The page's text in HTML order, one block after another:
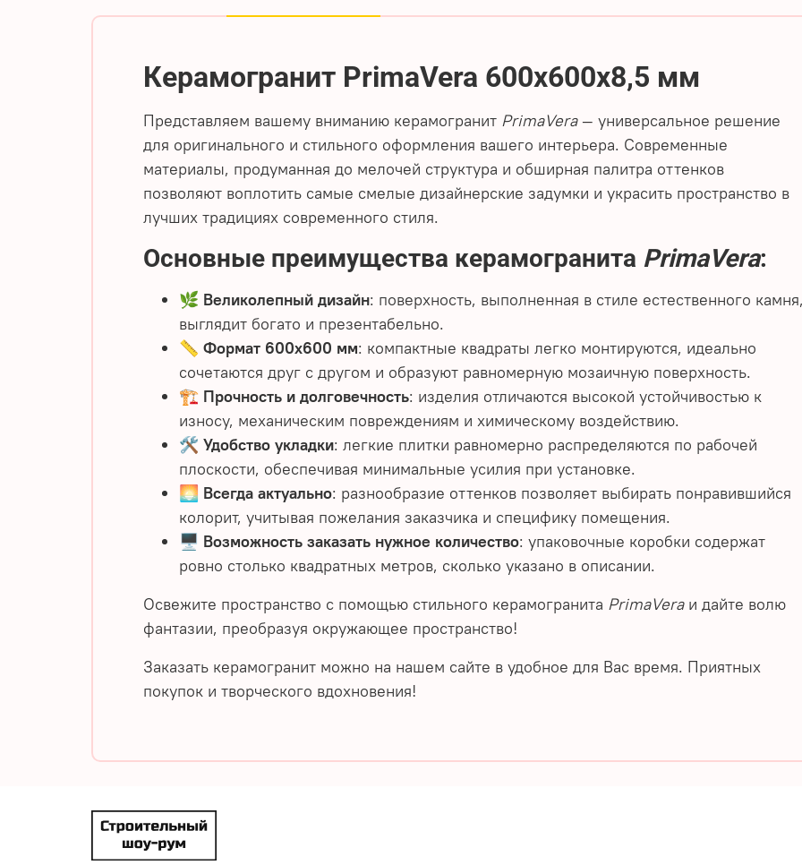
Керамогранит PrimaVera 600х600х8,5 мм
Представляем вашему вниманию керамогранит PrimaVera— универсальное решение
для оригинального и стильного оформления вашего интерьера. Современные
материалы, продуманная до мелочей структура и обширная палитра оттенков
позволяют воплотить самые смелые дизайнерские задумки и украсить пространство в
лучших традициях современного стиля.
Основные преимущества керамогранита PrimaVera:
🌿 Великолепный дизайн: поверхность, выполненная в стиле естественного
выглядит богато и презентабельно.
📏Формат 600х600 мм: компактные квадраты легко монтируются, идеально
сочетаются друг с другом и образуют равномерную мозаичную поверхность.
🏗️ Прочность и долговечность: изделия отличаются высокой устойчивостью к
износу, механическим повреждениям и химическому воздействию.
🛠️Удобство укладки: легкие плитки равномерно распределяются по рабочей
плоскости, обеспечивая минимальные усилия при установке.
🌅 Всегда актуально: разнообразие оттенков позволяет выбирать понравившийся
колорит, учитывая пожелания заказчика и специфику помещения.
🖥️ Возможность заказать нужное количество: упаковочные коробки содержат
ровно столько квадратных метров, сколько указано в описании.
Освежите пространство с помощью стильного керамогранита PrimaVeraи дайте волю
фантазии, преобразуя окружающее пространство!
Заказать керамогранит можно на нашем сайте в удобное для Вас время. Приятных
покупок и творческого вдохновения!